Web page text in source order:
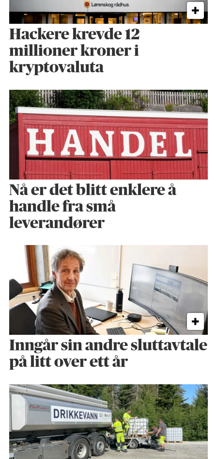
Hackere krevde 12
millioner kroner i
kryptovaluta
Nå er det blitt enklere å
handle fra små
leverandører
Inngår sin andre sluttavtale
på litt over ett år